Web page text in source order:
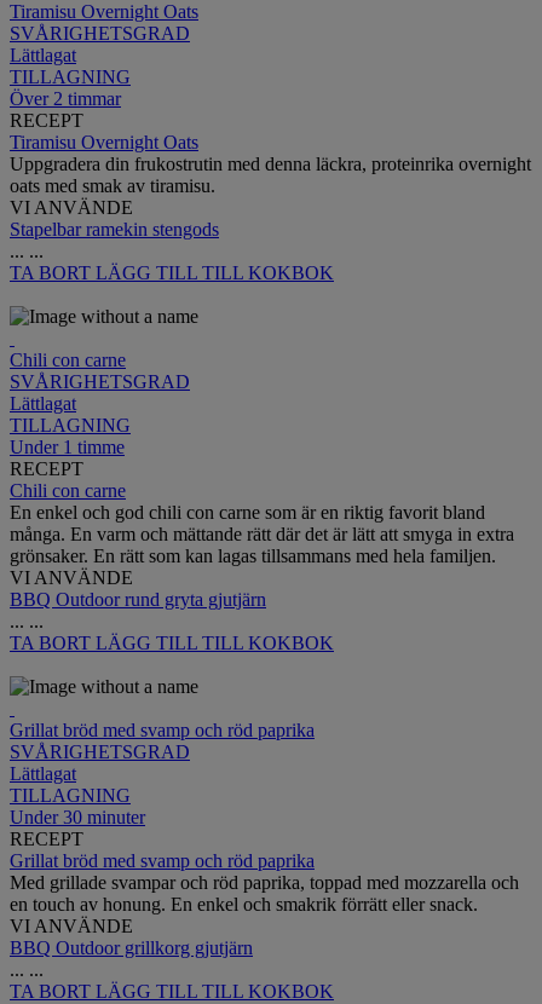
Tiramisu Overnight Oats
SVÅRIGHETSGRAD
Lättlagat
TILLAGNING
Över 2 timmar
RECEPT
Tiramisu Overnight Oats
Uppgradera din frukostrutin med denna läckra, proteinrika overnight
oats med smak av tiramisu.
VI ANVÄNDE
Stapelbar ramekin stengods
... ...
TA BORT LÄGG TILL TILL KOKBOK
Chili con carne
SVÅRIGHETSGRAD
Lättlagat
TILLAGNING
Under 1 timme
RECEPT
Chili con carne
En enkel och god chili con carne som är en riktig favorit bland
många. En varm och mättande rätt där det är lätt att smyga in extra
grönsaker. En rätt som kan lagas tillsammans med hela familjen.
VI ANVÄNDE
BBQ Outdoor rund gryta gjutjärn
... ...
TA BORT LÄGG TILL TILL KOKBOK
Grillat bröd med svamp och röd paprika
SVÅRIGHETSGRAD
Lättlagat
TILLAGNING
Under 30 minuter
RECEPT
Grillat bröd med svamp och röd paprika
Med grillade svampar och röd paprika, toppad med mozzarella och
en touch av honung. En enkel och smakrik förrätt eller snack.
VI ANVÄNDE
BBQ Outdoor grillkorg gjutjärn
... ...
TA BORT LÄGG TILL TILL KOKBOK